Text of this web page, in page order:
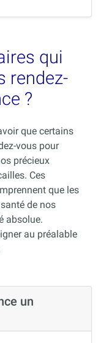
qui
rendez-
?
que certains
vous pour
précieux
Ces
que les
de nos
absolue.
au préalable
un